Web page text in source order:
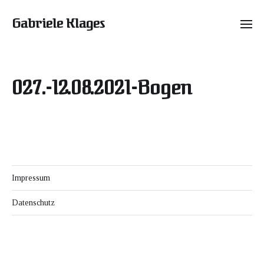
Gabriele Klages
027.-12.08.2021-Bogen
Impressum
Datenschutz